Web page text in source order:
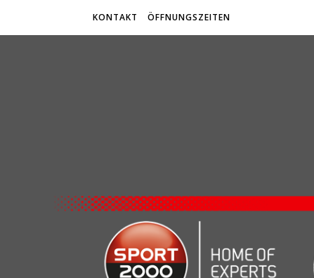
KONTAKT ÖFFNUNGSZEITEN